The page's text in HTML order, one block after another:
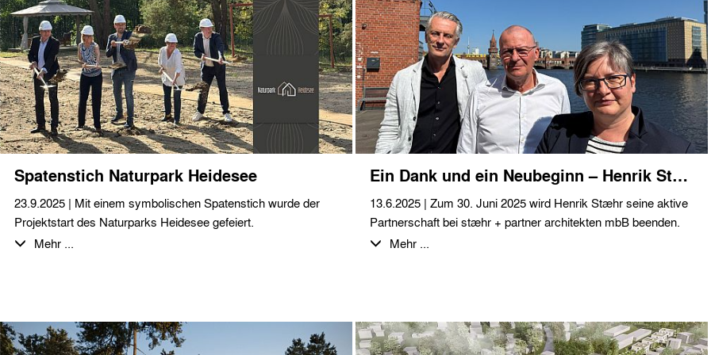
Essen und erlesenen Getränken mit den Kolleginnen und
Kollegen.
Wir sagen DANKE! für die Zusammenarbeit im letzten Jahr
und wünschen allen Auftraggeber*innen,
Geschäftspartner*innen und dem ganzen Team eine schöne
Adventszeit!
unterstützt den Hoteleigentümer durch die Erbringung von
Entwurfs- und Ausführungsplanung, sowie die Erstellung von
Ausschreibungsunterlagen und Mitwirkung bei der Vergabe.
Wir freuen uns sehr über die spannende Aufgabe im
Hotelsegment und wünschen viel Erfolg bei der Umsetzung
innerhalb der nächsten Monate.
Spatenstich Naturpark Heidesee
23.9.2025 | Mit einem symbolischen Spatenstich wurde der
Projektstart des Naturparks Heidesee gefeiert.
Nachbarn und GemeindevertreterInnen eingeladen sich einen
persönlichen Eindruck von dem geplanten
Mehr ...
Ein Dank und ein Neubeginn – Henrik Stæhr übergibt den Staffelstab
13.6.2025 | Zum 30. Juni 2025 wird Henrik Stæhr seine aktive
Partnerschaft bei stæhr + partner architekten mbB beenden.
Nach über drei Jahrzehnten intensiven Wirkens in Berlin zieht
Henrik prägte das Büro von Beginn an – als Gründer, Architekt
und Ideengeber.
Mehr ...